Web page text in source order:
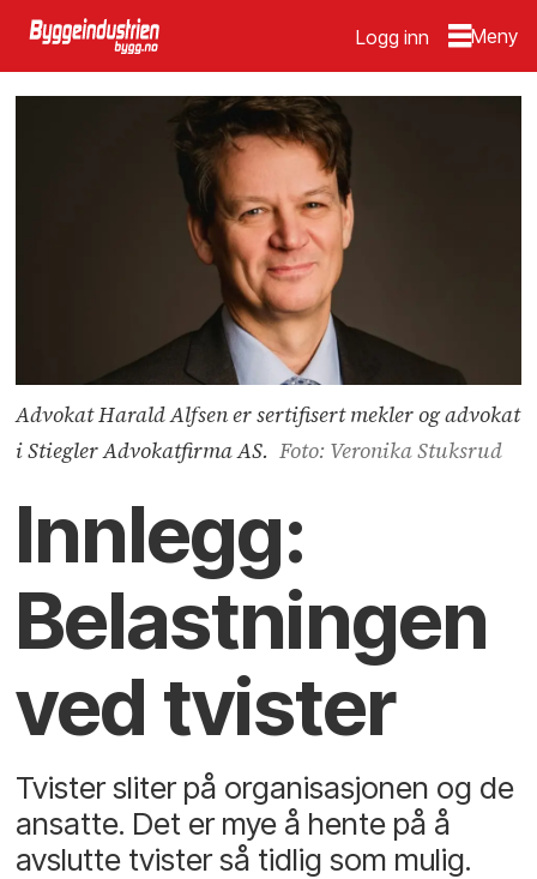
Logg inn
Advokat Harald Alfsen er sertifisert mekler og advokat
i Stiegler Advokatfirma AS. Foto: Veronika Stuksrud
Innlegg:
Belastningen
ved tvister
Tvister sliter på organisasjonen og de
ansatte. Det er mye å hente på å
avslutte tvister så tidlig som mulig.